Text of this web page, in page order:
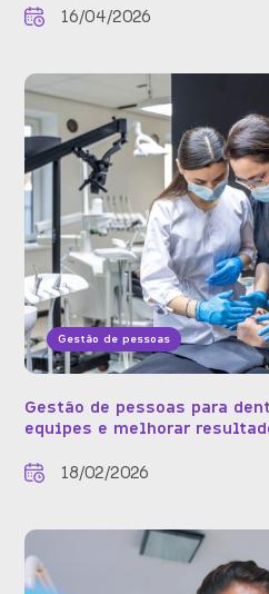
16/04/2026
Gestão de pessoas
Gestão de pessoas para
equipes e melhorar
18/02/2026